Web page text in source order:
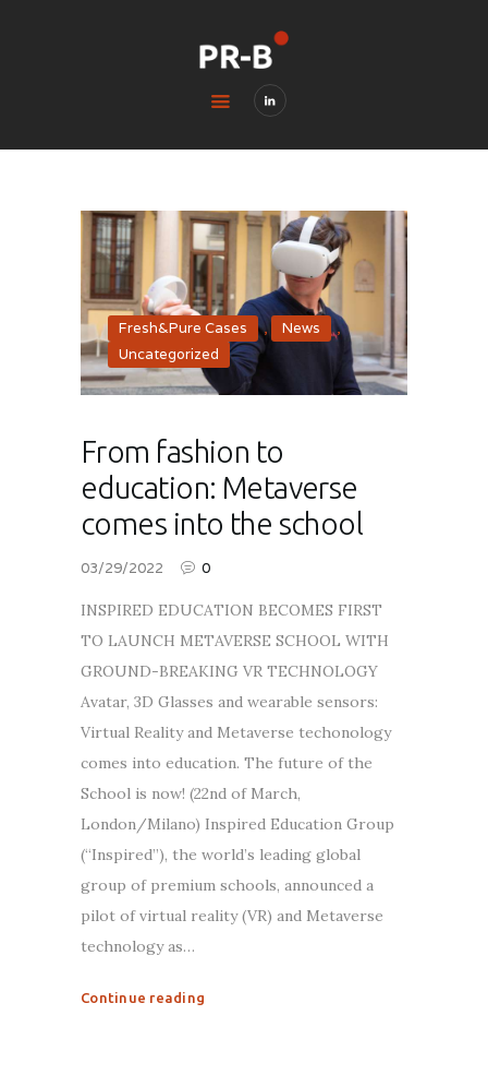
LEGAL & PRIVACY
Fresh&Pure Cases , News
,
Uncategorized
From fashion to
education: Metaverse
comes into the school
03/29/2022 0
INSPIRED EDUCATION BECOMES FIRST
TO LAUNCH METAVERSE SCHOOL WITH
GROUND-BREAKING VR TECHNOLOGY
Avatar, 3D Glasses and wearable sensors:
Virtual Reality and Metaverse techonology
comes into education. The future of the
School is now! (22nd of March,
London/Milano) Inspired Education Group
(“Inspired”), the world’s leading global
group of premium schools, announced a
pilot of virtual reality (VR) and Metaverse
technology as…
Continue reading